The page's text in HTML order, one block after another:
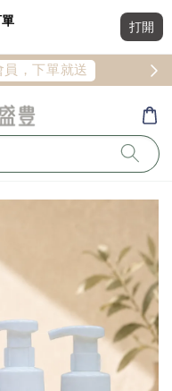
打開
員，下單就送